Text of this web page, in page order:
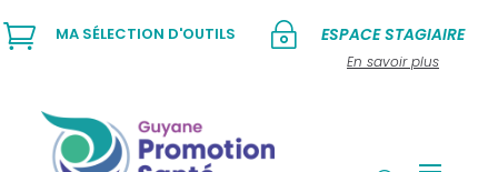
~ ESPACE STAGIAIRE
En savoir plus
 MA SÉLECTION D'OUTILS